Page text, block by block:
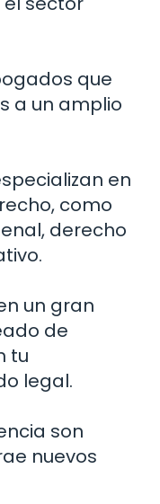
que
a un amplio
en
como
derecho
un gran
de
tu
legal.
son
nuevos